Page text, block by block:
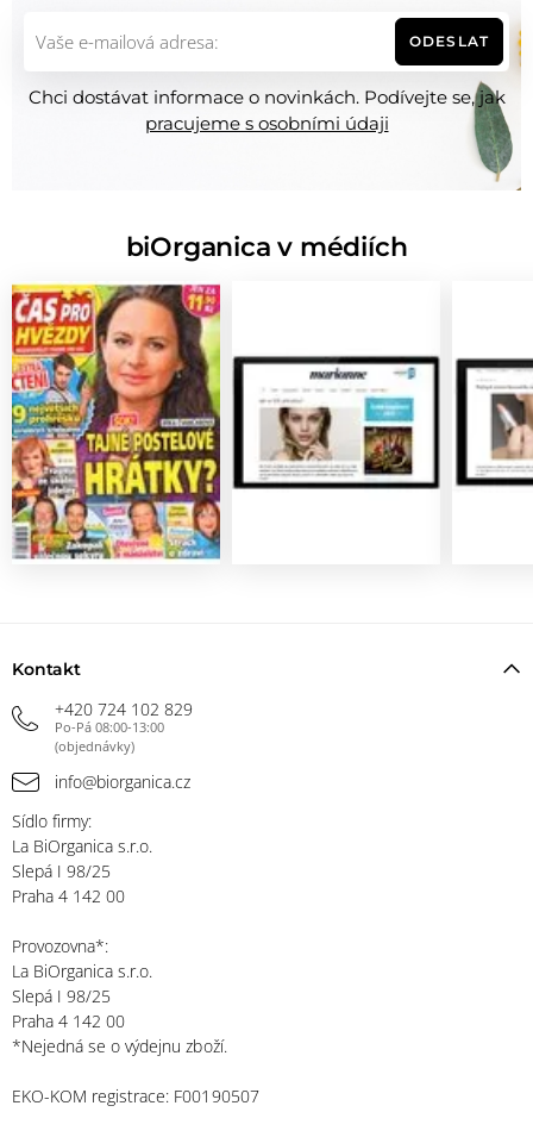
ODESLAT
Chci dostávat informace o novinkách. Podívejte se, jak
pracujeme s osobními údaji
biOrganica v médiích
Kontakt
+420 724 102 829
Po-Pá 08:00-13:00
(objednávky)
info@biorganica.cz
Sídlo firmy:
La BiOrganica s.r.o.
Slepá I 98/25
Praha 4 142 00
Provozovna*:
La BiOrganica s.r.o.
Slepá I 98/25
Praha 4 142 00
*Nejedná se o výdejnu zboží.
EKO-KOM registrace: F00190507